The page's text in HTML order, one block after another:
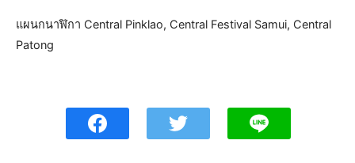
แผนกนาฬิกา Central Pinklao, Central Festival Samui, Central
Patong